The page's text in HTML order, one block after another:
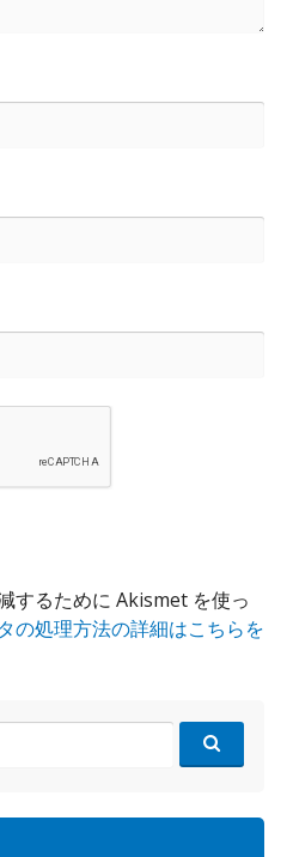
するために Akismet を使っ
の処理方法の詳細はこちらを